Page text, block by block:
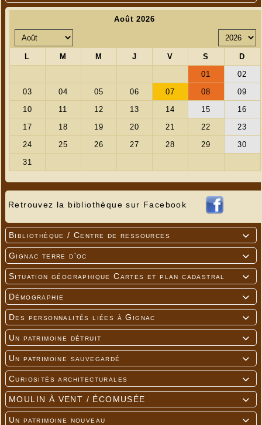
Retrouvez la bibliothèque sur Facebook

Bibliothèque / Centre de ressources

Gignac terre d'oc

Situation géographique Cartes et plan cadastral

Démographie

Des personnalités liées à Gignac

Un patrimoine détruit

Un patrimoine sauvegardé

Curiosités architecturales

MOULIN À VENT / ÉCOMUSÉE

Un patrimoine nouveau